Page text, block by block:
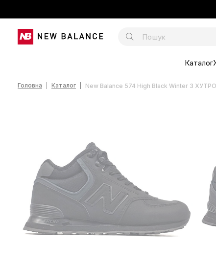
Каталог
Головна Каталог New Balance 574 High Black Winter З